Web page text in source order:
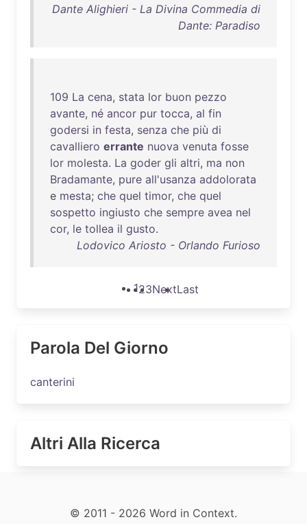
Dante Alighieri - La Divina Commedia di
Dante: Paradiso
109 La cena, stata lor buon pezzo
avante, né ancor pur tocca, al fin
godersi in festa, senza che più di
cavalliero errante nuova venuta fosse
lor molesta. La goder gli altri, ma non
Bradamante, pure all'usanza addolorata
e mesta; che quel timor, che quel
sospetto ingiusto che sempre avea nel
cor, le tollea il gusto.
Lodovico Ariosto - Orlando Furioso
123NextLast
Parola Del Giorno
canterini
Altri Alla Ricerca
© 2011 - 2026 Word in Context.